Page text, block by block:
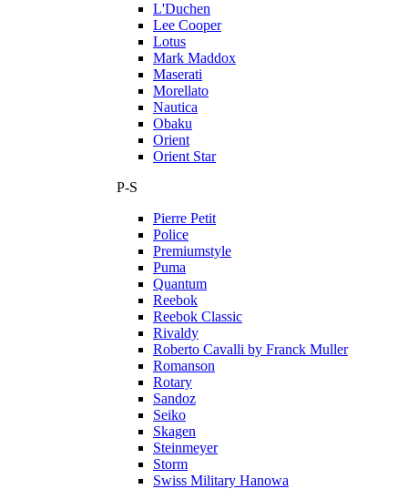
L'Duchen
Lee Cooper
Lotus
Mark Maddox
Maserati
Morellato
Nautica
Obaku
Orient
Orient Star
P-S
Pierre Petit
Police
Premiumstyle
Puma
Quantum
Reebok
Reebok Classic
Rivaldy
Roberto Cavalli by Franck Muller
Romanson
Rotary
Sandoz
Seiko
Skagen
Steinmeyer
Storm
Swiss Military Hanowa